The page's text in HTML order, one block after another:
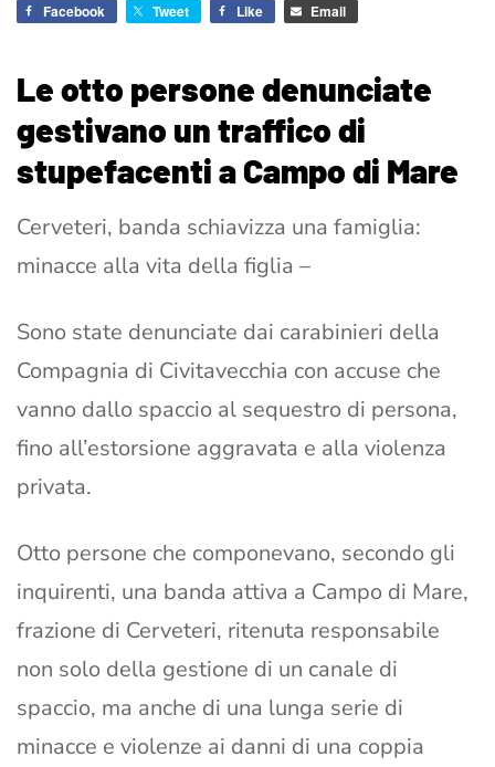
Facebook Tweet Like Email
Le otto persone denunciate
gestivano un traffico di
stupefacenti a Campo di Mare
Cerveteri, banda schiavizza una famiglia:
minacce alla vita della figlia –
Sono state denunciate dai carabinieri della
Compagnia di Civitavecchia con accuse che
vanno dallo spaccio al sequestro di persona,
fino all’estorsione aggravata e alla violenza
privata.
Otto persone che componevano, secondo gli
inquirenti, una banda attiva a Campo di Mare,
frazione di Cerveteri, ritenuta responsabile
non solo della gestione di un canale di
spaccio, ma anche di una lunga serie di
minacce e violenze ai danni di una coppia